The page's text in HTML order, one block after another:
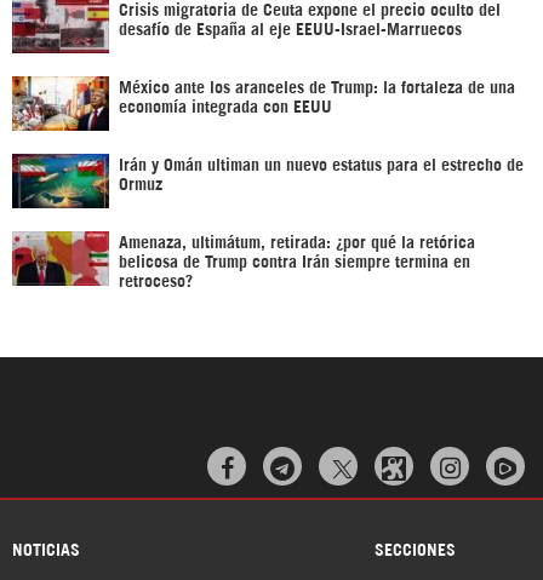
Crisis migratoria de Ceuta expone el precio oculto del
desafío de España al eje EEUU-Israel-Marruecos
México ante los aranceles de Trump: la fortaleza de una
economía integrada con EEUU
Irán y Omán ultiman un nuevo estatus para el estrecho de
Ormuz
Amenaza, ultimátum, retirada: ¿por qué la retórica
belicosa de Trump contra Irán siempre termina en
retroceso?
  
NOTICIAS SECCIONES